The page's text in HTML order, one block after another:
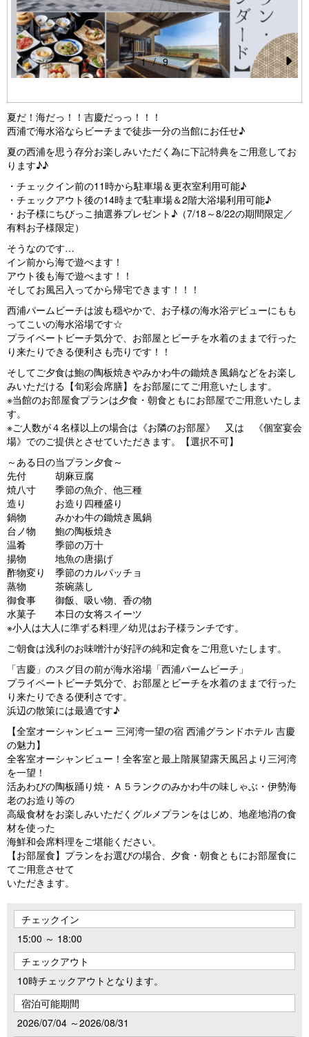
Pr
e
vi
o
u
s
N
e
1 / 9
夏だ！海だっ！！吉慶だっっ！！！
西浦で海水浴ならビーチまで徒歩一分の当館にお任せ♪
夏の西浦を思う存分お楽しみいただく為に下記特典をご用意してお
ります♪♪
・チェックイン前の11時から駐車場＆更衣室利用可能♪
・チェックアウト後の14時まで駐車場＆2階大浴場利用可能♪
・お子様にちびっこ抽選券プレゼント♪（7/18～8/22の期間限定／
有料お子様限定）
そうなのです…
イン前から海で遊べます！
アウト後も海で遊べます！！
そしてお風呂入ってから帰宅できます！！！
西浦パームビーチは波も穏やかで、お子様の海水浴デビューにもも
ってこいの海水浴場です☆
プライベートビーチ気分で、お部屋とビーチを水着のままで行った
り来たりできる便利さも売りです！！
そしてご夕食は鮑の陶板焼きやみかわ牛の鋤焼き風鍋などをお楽し
みいただける【旬彩会席膳】をお部屋にてご用意いたします。
※当館のお部屋食プランは夕食・朝食ともにお部屋でご用意いたしま
す。
※ご人数が４名様以上の場合は《お隣のお部屋》 又は 《個室宴会
場》でのご提供とさせていただきます。【選択不可】
～ある日の当プラン夕食～
先付 胡麻豆腐
焼八寸 季節の魚介、他三種
造り お造り四種盛り
鍋物 みかわ牛の鋤焼き風鍋
台ノ物 鮑の陶板焼き
温肴 季節の万十
揚物 地魚の唐揚げ
酢物変り 季節のカルパッチョ
蒸物 茶碗蒸し
御食事 御飯、吸い物、香の物
水菓子 本日の女将スイーツ
※小人は大人に準ずる料理／幼児はお子様ランチです。
ご朝食は浅利のお味噌汁が好評の純和定食をご用意いたします。
「吉慶」のスグ目の前が海水浴場「西浦パームビーチ」
プライベートビーチ気分で、お部屋とビーチを水着のままで行った
り来たりできる便利さです。
浜辺の散策には最適です♪
【全室オーシャンビュー 三河湾一望の宿 西浦グランドホテル 吉慶
の魅力】
全客室オーシャンビュー！全客室と最上階展望露天風呂より三河湾
を一望！
活あわびの陶板踊り焼・Ａ５ランクのみかわ牛の味しゃぶ・伊勢海
老のお造り等の
高級食材をお楽しみいただくグルメプランをはじめ、地産地消の食
材を使った
海鮮和会席料理をご堪能ください。
【お部屋食】プランをお選びの場合、夕食・朝食ともにお部屋食に
てご用意させて
いただきます。
チェックイン
15:00 ～ 18:00
チェックアウト
10時チェックアウトとなります。
宿泊可能期間
2026/07/04 ～2026/08/31